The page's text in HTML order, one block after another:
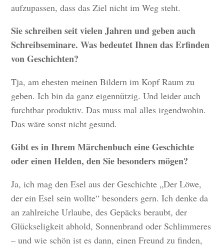
aufzupassen, dass das Ziel nicht im Weg steht.
Sie schreiben seit vielen Jahren und geben auch
Schreibseminare. Was bedeutet Ihnen das Erfinden
von Geschichten?
Tja, am ehesten meinen Bildern im Kopf Raum zu
geben. Ich bin da ganz eigennützig. Und leider auch
furchtbar produktiv. Das muss mal alles irgendwohin.
Das wäre sonst nicht gesund.
Gibt es in Ihrem Märchenbuch eine Geschichte
oder einen Helden, den Sie besonders mögen?
Ja, ich mag den Esel aus der Geschichte „Der Löwe,
der ein Esel sein wollte“ besonders gern. Ich denke da
an zahlreiche Urlaube, des Gepäcks beraubt, der
Glückseligkeit abhold, Sonnenbrand oder Schlimmeres
– und wie schön ist es dann, einen Freund zu finden,